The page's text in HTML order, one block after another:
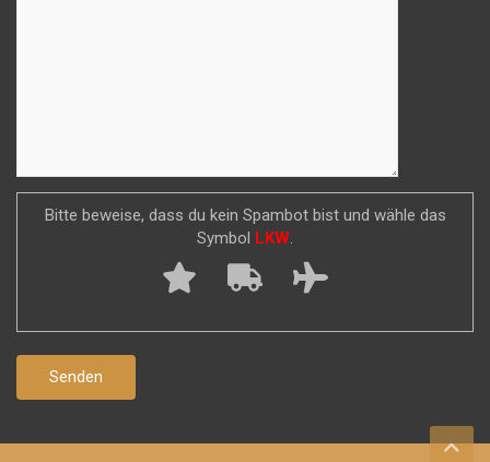
Bitte beweise, dass du kein Spambot bist und wähle das
Symbol LKW.